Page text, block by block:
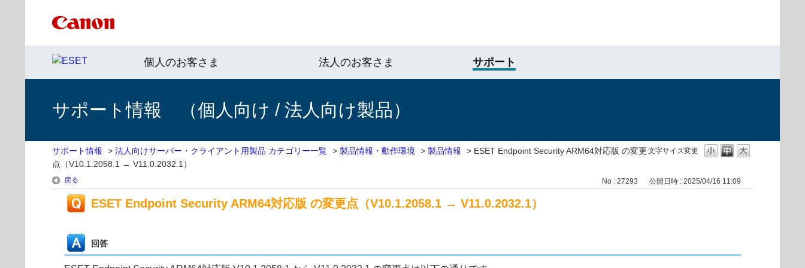
個人のお客さま 法人のお客さま サポート
サポート情報 （個人向け / 法人向け製品）
文字サイズ変更
サポート情報 > 法人向けサーバー・クライアント用製品 カテゴリー一覧 > 製品情報・動作環境 > 製品情報 > ESET Endpoint Security ARM64対応版 の変更
点（V10.1.2058.1 → V11.0.2032.1）
戻る No : 27293 公開日時 : 2025/04/16 11:09
ESET Endpoint Security ARM64対応版 の変更点（V10.1.2058.1 → V11.0.2032.1）
回答